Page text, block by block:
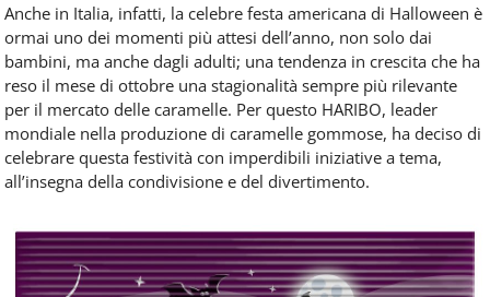
Anche in Italia, infatti, la celebre festa americana di Halloween è
ormai uno dei momenti più attesi dell’anno, non solo dai
bambini, ma anche dagli adulti; una tendenza in crescita che ha
reso il mese di ottobre una stagionalità sempre più rilevante
per il mercato delle caramelle. Per questo HARIBO, leader
mondiale nella produzione di caramelle gommose, ha deciso di
celebrare questa festività con imperdibili iniziative a tema,
all’insegna della condivisione e del divertimento.